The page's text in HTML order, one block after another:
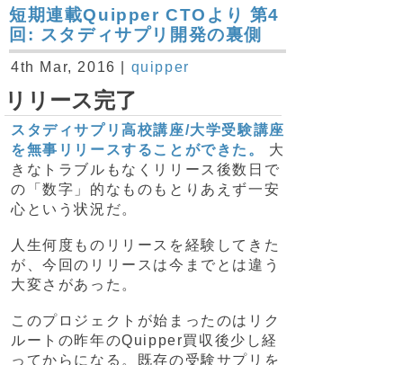
短期連載Quipper CTOより 第4
回: スタディサプリ開発の裏側
4th Mar, 2016 | quipper
リリース完了
スタディサプリ高校講座/大学受験講座
を無事リリースすることができた。
大
きなトラブルもなくリリース後数日で
の「数字」的なものもとりあえず一安
心という状況だ。
人生何度ものリリースを経験してきた
が、今回のリリースは今までとは違う
大変さがあった。
このプロジェクトが始まったのはリク
ルートの昨年のQuipper買収後少し経
ってからになる。既存の受験サプリを